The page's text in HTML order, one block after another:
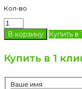
Кол-во
Купить в
Купить в 1
Ваше имя